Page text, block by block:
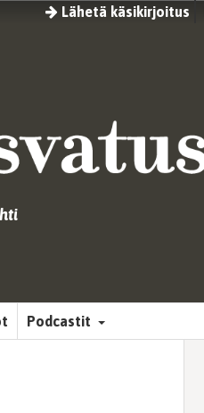
Lähetä käsikirjoitus
Podcastit